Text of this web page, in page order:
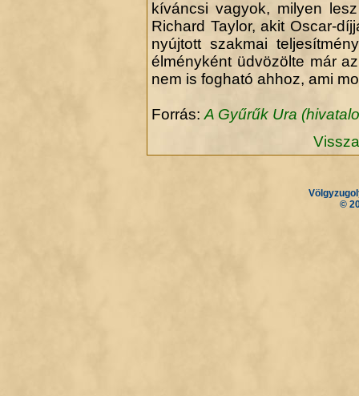
kíváncsi vagyok, milyen
Richard Taylor, akit Oscar-
nyújtott szakmai
élményként üdvözölte már
nem is fogható ahhoz, ami
Forrás:A Gyűrűk Ura
©